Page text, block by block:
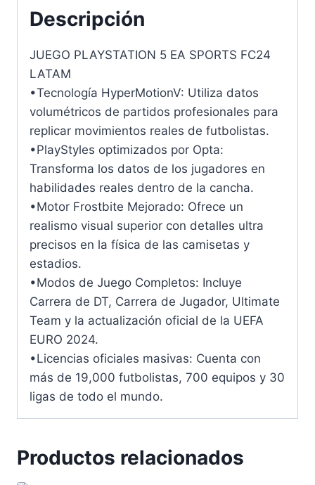
Descripción
JUEGO PLAYSTATION 5 EA SPORTS FC24
LATAM
•Tecnología HyperMotionV: Utiliza datos
volumétricos de partidos profesionales para
replicar movimientos reales de futbolistas.
•PlayStyles optimizados por Opta:
Transforma los datos de los jugadores en
habilidades reales dentro de la cancha.
•Motor Frostbite Mejorado: Ofrece un
realismo visual superior con detalles ultra
precisos en la física de las camisetas y
estadios.
•Modos de Juego Completos: Incluye
Carrera de DT, Carrera de Jugador, Ultimate
Team y la actualización oficial de la UEFA
EURO 2024.
•Licencias oficiales masivas: Cuenta con
más de 19,000 futbolistas, 700 equipos y 30
ligas de todo el mundo.
Productos relacionados